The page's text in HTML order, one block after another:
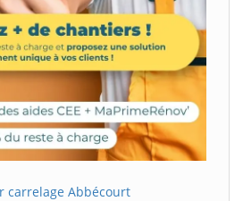
carrelage Abbécourt